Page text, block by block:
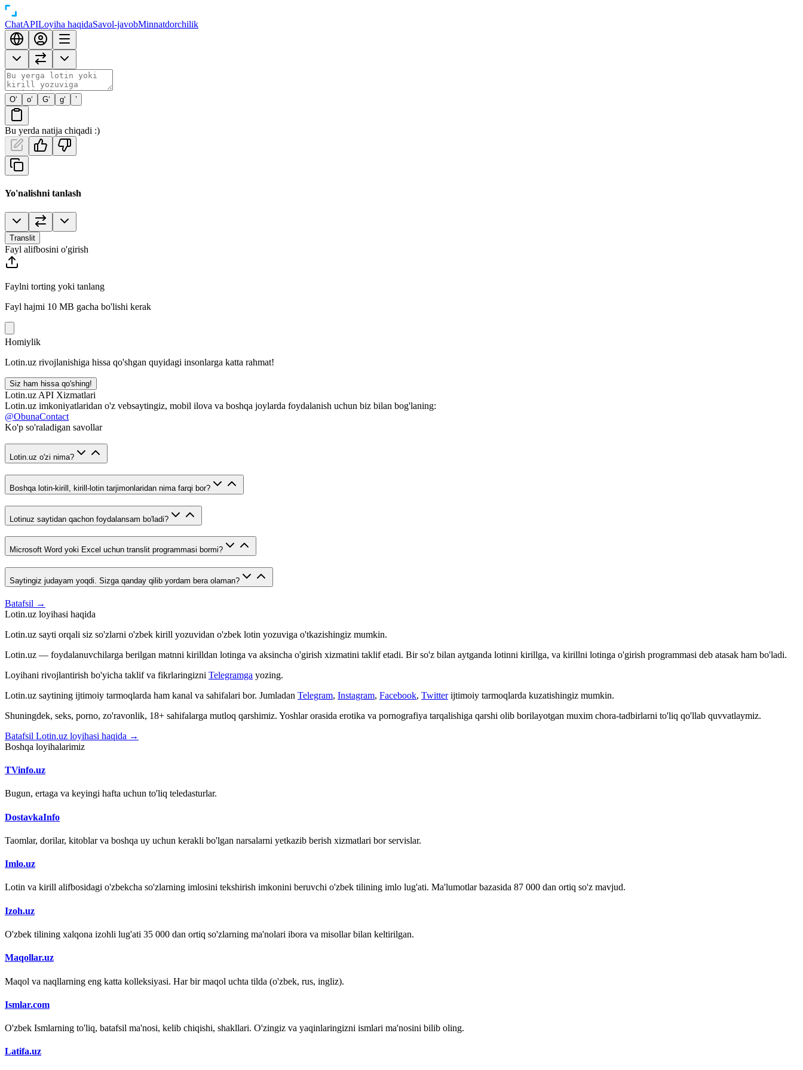
ChatAPILoyiha haqidaSavol-javobMinnatdorchilik
O‘ o‘ G‘ g‘ ’
Bu yerda natija chiqadi :)
Yo'nalishni tanlash
Translit
Fayl alifbosini o'girish
Faylni torting yoki tanlang
Fayl hajmi 10 MB gacha bo'lishi kerak
Homiylik
Lotin.uz rivojlanishiga hissa qo'shgan quyidagi insonlarga katta rahmat!
Siz ham hissa qo'shing!
Lotin.uz API Xizmatlari
Lotin.uz imkoniyatlaridan o'z vebsaytingiz, mobil ilova va boshqa joylarda foydalanish uchun biz bilan bog'laning:
@ObunaContact
Ko'p so'raladigan savollar
Lotin.uz o'zi nima?
Boshqa lotin-kirill, kirill-lotin tarjimonlaridan nima farqi bor?
Lotinuz saytidan qachon foydalansam bo'ladi?
Microsoft Word yoki Excel uchun translit programmasi bormi?
Saytingiz judayam yoqdi. Sizga qanday qilib yordam bera olaman?
Batafsil →
Lotin.uz loyihasi haqida
Lotin.uz sayti orqali siz so'zlarni o'zbek kirill yozuvidan o'zbek lotin yozuviga o'tkazishingiz mumkin.
Lotin.uz — foydalanuvchilarga berilgan matnni kirilldan lotinga va aksincha o'girish xizmatini taklif etadi. Bir so'z bilan aytganda lotinni kirillga, va kirillni lotinga o'girish programmasi deb atasak ham bo'ladi.
Loyihani rivojlantirish bo'yicha taklif va fikrlaringizni Telegramga yozing.
Lotin.uz saytining ijtimoiy tarmoqlarda ham kanal va sahifalari bor. Jumladan Telegram, Instagram, Facebook, Twitter ijtimoiy tarmoqlarda kuzatishingiz mumkin.
Shuningdek, seks, porno, zo'ravonlik, 18+ sahifalarga mutloq qarshimiz. Yoshlar orasida erotika va pornografiya tarqalishiga qarshi olib borilayotgan muxim chora-tadbirlarni to'liq qo'llab quvvatlaymiz.
Batafsil Lotin.uz loyihasi haqida →
Boshqa loyihalarimiz
TVinfo.uz
Bugun, ertaga va keyingi hafta uchun to'liq teledasturlar.
DostavkaInfo
Taomlar, dorilar, kitoblar va boshqa uy uchun kerakli bo'lgan narsalarni yetkazib berish xizmatlari bor servislar.
Imlo.uz
Lotin va kirill alifbosidagi o'zbekcha so'zlarning imlosini tekshirish imkonini beruvchi o'zbek tilining imlo lug'ati. Ma'lumotlar bazasida 87 000 dan ortiq so'z mavjud.
Izoh.uz
O'zbek tilining xalqona izohli lug'ati 35 000 dan ortiq so'zlarning ma'nolari ibora va misollar bilan keltirilgan.
Maqollar.uz
Maqol va naqllarning eng katta kolleksiyasi. Har bir maqol uchta tilda (o'zbek, rus, ingliz).
Ismlar.com
O'zbek Ismlarning to'liq, batafsil ma'nosi, kelib chiqishi, shakllari. O'zingiz va yaqinlaringizni ismlari ma'nosini bilib oling.
Latifa.uz